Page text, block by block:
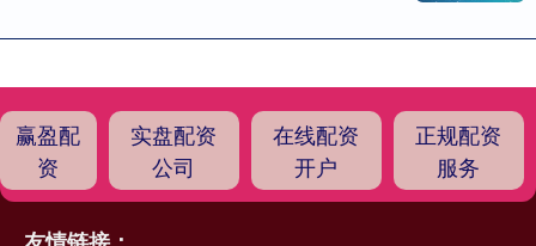
赢盈配
资
实盘配资
公司
在线配资
开户
正规配资
服务